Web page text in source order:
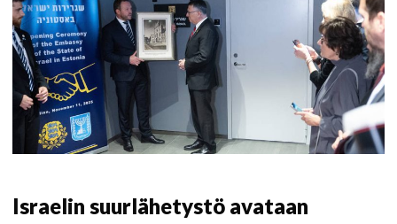
Israelin suurlähetystö avataan